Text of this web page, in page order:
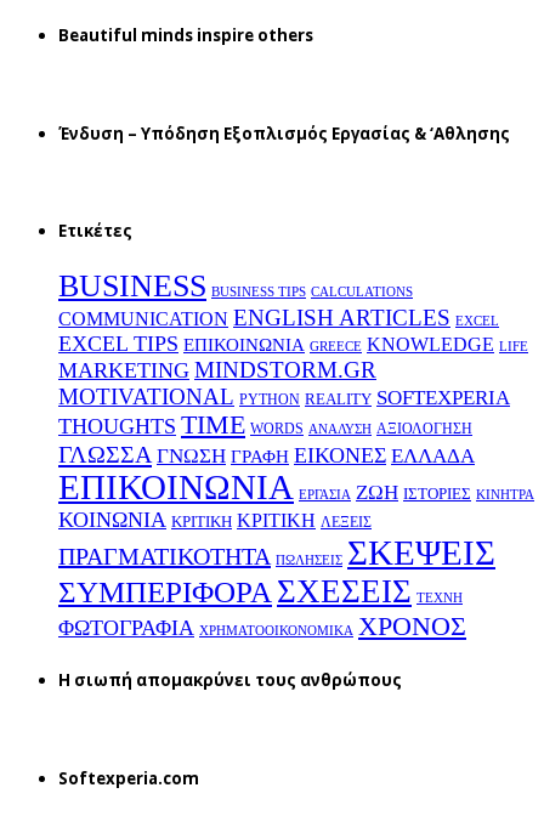
Beautiful minds inspire others
Ένδυση – Υπόδηση Εξοπλισμός Εργασίας & ‘Aθλησης
Ετικέτες
BUSINESS BUSINESS TIPS CALCULATIONS
COMMUNICATION ENGLISH ARTICLES EXCEL
EXCEL TIPS EΠΙΚΟΙΝΩΝΙΑ GREECE KNOWLEDGE LIFE
MARKETING MINDSTORM.GR
MOTIVATIONAL PYTHON REALITY SOFTEXPERIA
THOUGHTS TIME WORDS ΑΝΑΛΥΣΗ ΑΞΙΟΛΟΓΗΣΗ
ΓΛΩΣΣΑ ΓΝΩΣΗ ΓΡΑΦΗ ΕΙΚΟΝΕΣ ΕΛΛΑΔΑ
ΕΠΙΚΟΙΝΩΝΙΑ ΕΡΓΑΣΙΑ ΖΩΗ ΙΣΤΟΡΙΕΣ ΚΙΝΗΤΡΑ
ΚΟΙΝΩΝΙΑ ΚΡΙΤΙΚΗ ΚΡΙΤΙΚΗ ΛΕΞΕΙΣ
ΠΡΑΓΜΑΤΙΚΟΤΗΤΑ ΠΩΛΗΣΕΙΣ ΣΚΕΨΕΙΣ
ΣΥΜΠΕΡΙΦΟΡΑΣΧΕΣΕΙΣ ΤΕΧΝΗ
ΦΩΤΟΓΡΑΦΙΑ ΧΡΗΜΑΤΟΟΙΚΟΝΟΜΙΚΑ ΧΡΟΝΟΣ
H σιωπή απομακρύνει τους ανθρώπους
Softexperia.com